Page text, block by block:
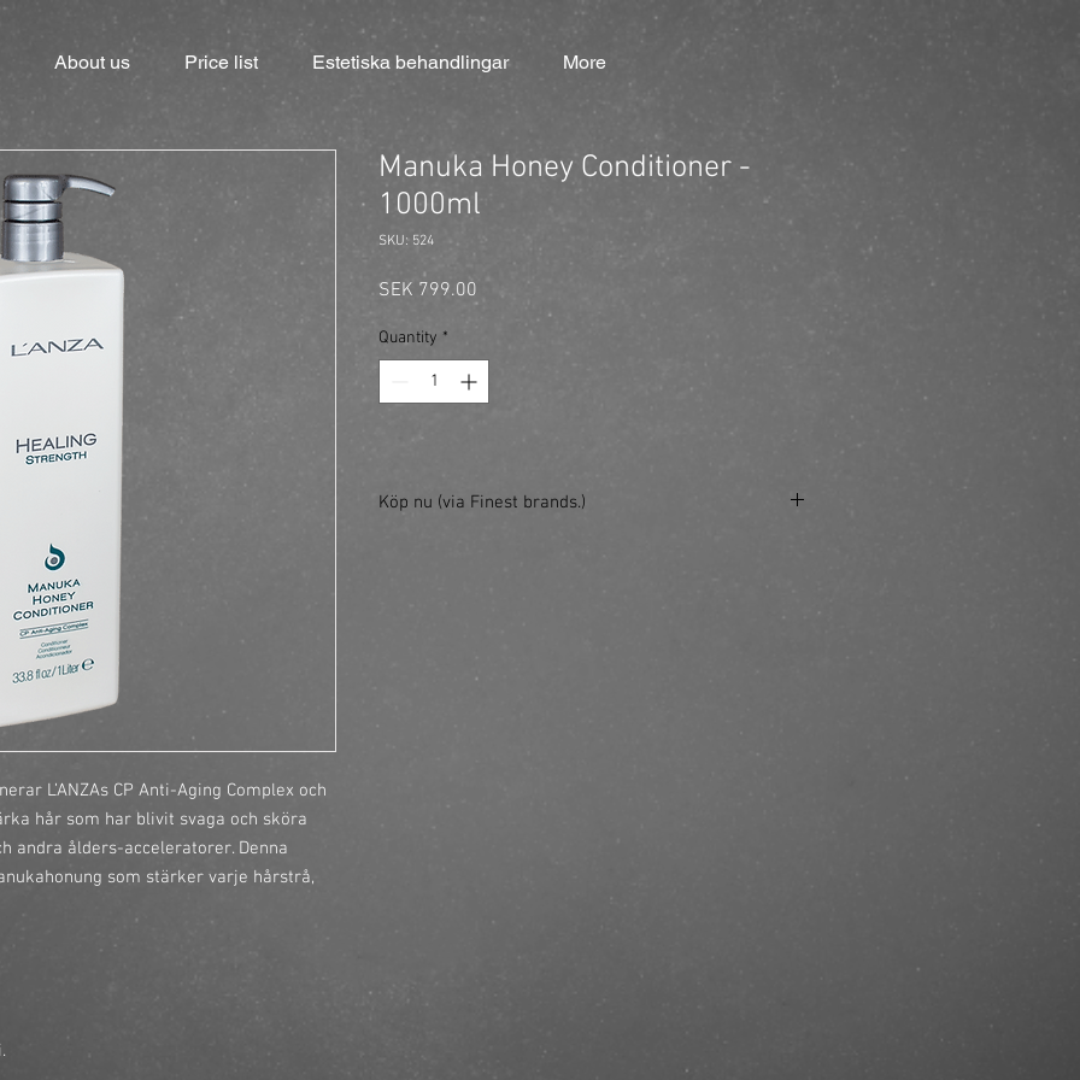
About us Price list Estetiska behandlingar More
L’ANZAs CP Anti-Aging Complex och
hår som har blivit svaga och sköra
andra ålders-acceleratorer. Denna
som stärker varje hårstrå,
Manuka Honey Conditioner -
1000ml
SKU: 524
SEK 799.00
Quantity *
Köp nu (via Finest brands.)